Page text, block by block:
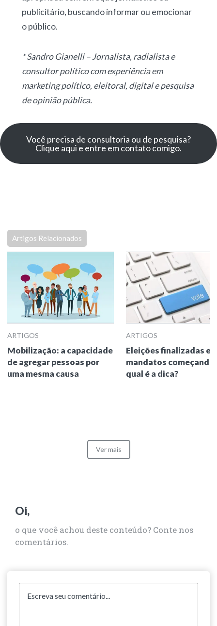
publicitário, buscando informar ou emocionar
o público.
* Sandro Gianelli – Jornalista, radialista e
consultor político com experiência em
marketing político, eleitoral, digital e pesquisa
de opinião pública.
Você precisa de consultoria ou de pesquisa?
Clique aqui e entre em contato comigo.
Artigos Relacionados
ARTIGOS
Mobilização: a capacidade
de agregar pessoas por
uma mesma causa
ARTIGOS
Eleições finalizadas e
mandatos começando,
qual é a dica?
Ver mais
Oi,
o que você achou deste conteúdo? Conte nos
comentários.